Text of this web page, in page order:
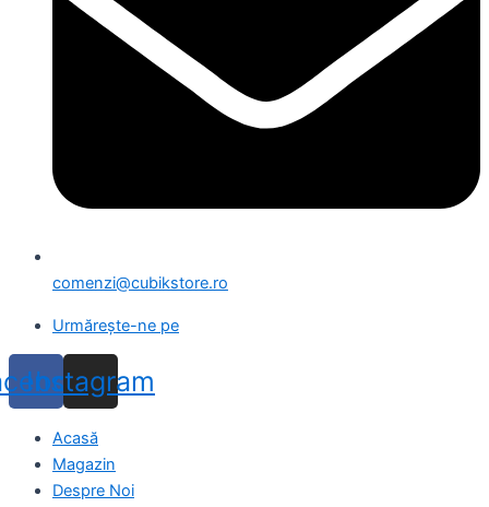
comenzi@cubikstore.ro
Urmărește-ne pe
Instagram
Acasă
Magazin
Despre Noi